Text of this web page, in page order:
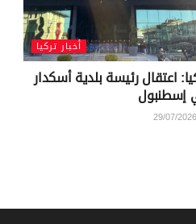
أخبار تركيا
اعتقال رئيسة بلدية أسكدار
إسطنبول